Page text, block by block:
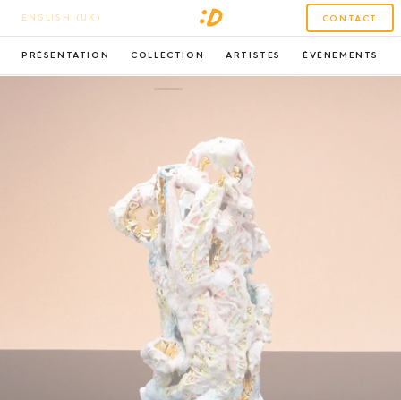
ENGLISH (UK) CONTACT
PRÉSENTATION COLLECTION ARTISTES ÉVÉNEMENTS